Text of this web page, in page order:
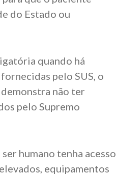
do Estado ou
quando há
pelo SUS, o
não ter
pelo Supremo
humano tenha acesso
equipamentos